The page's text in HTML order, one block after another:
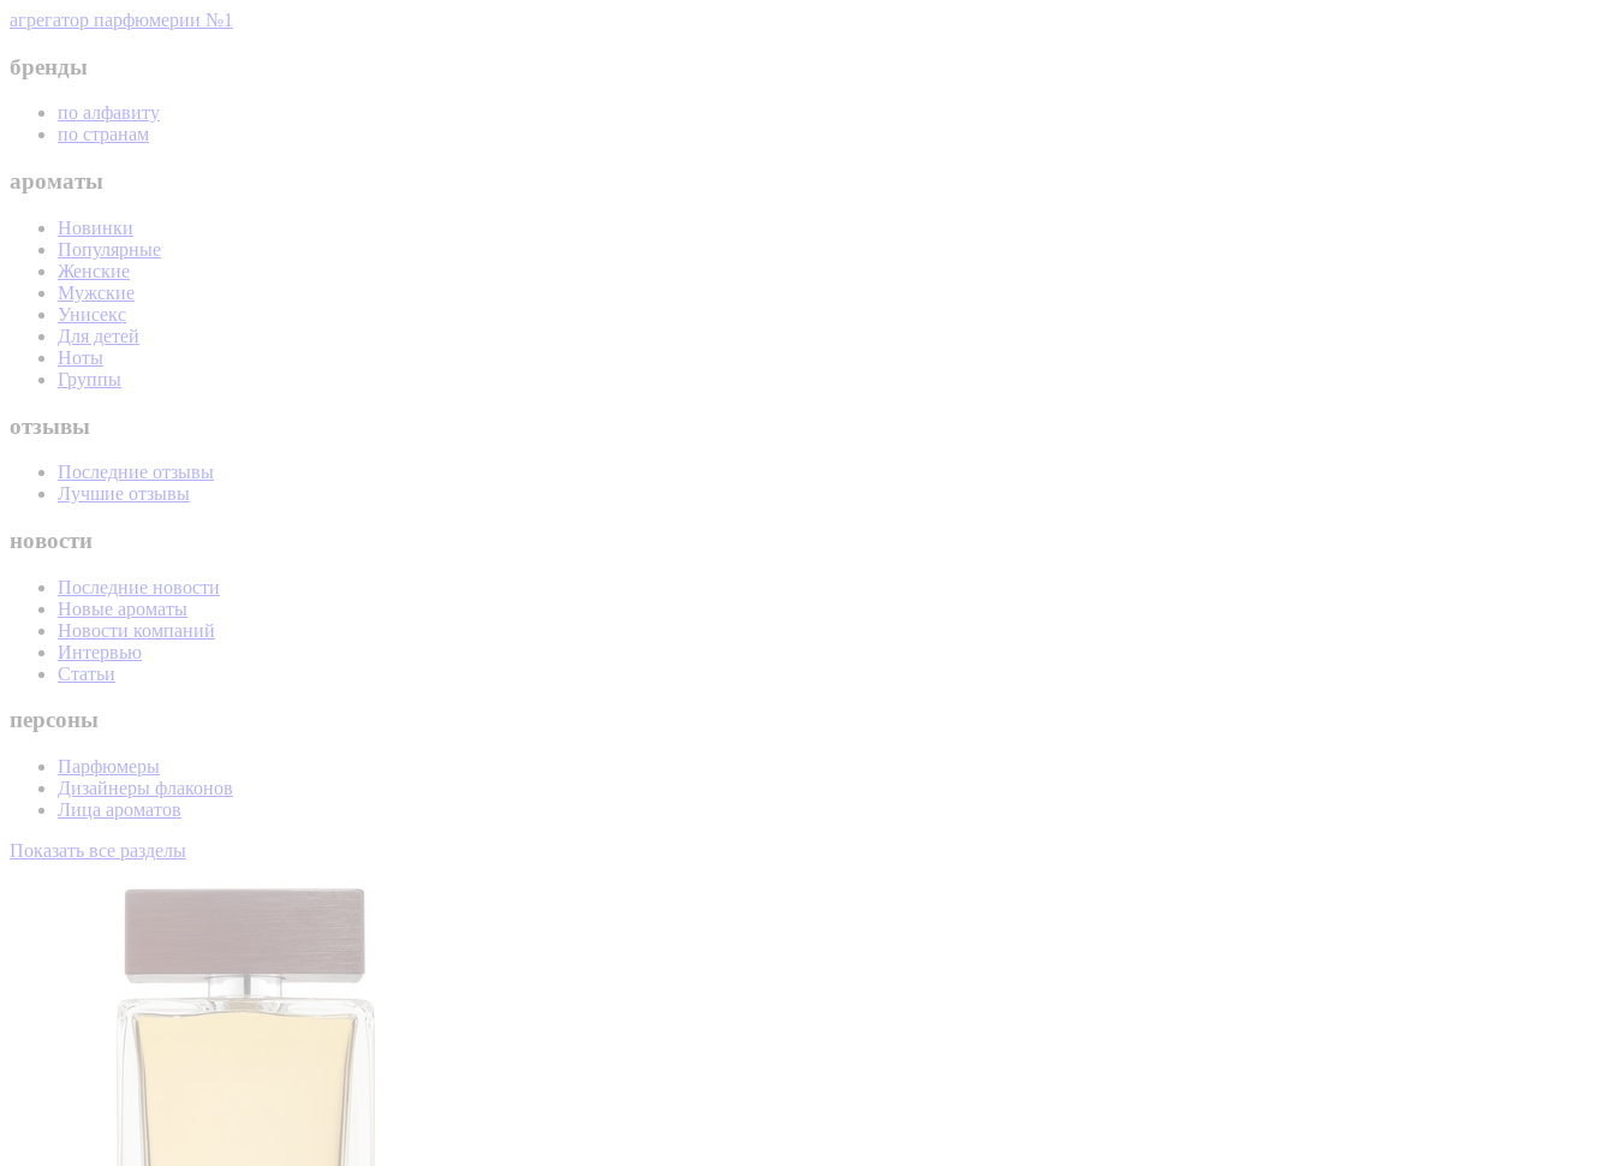
агрегатор парфюмерии №1
бренды
по алфавиту
по странам
ароматы
Новинки
Популярные
Женские
Мужские
Унисекс
Для детей
Ноты
Группы
отзывы
Последние отзывы
Лучшие отзывы
новости
Последние новости
Новые ароматы
Новости компаний
Интервью
Статьи
персоны
Парфюмеры
Дизайнеры флаконов
Лица ароматов
Показать все разделы